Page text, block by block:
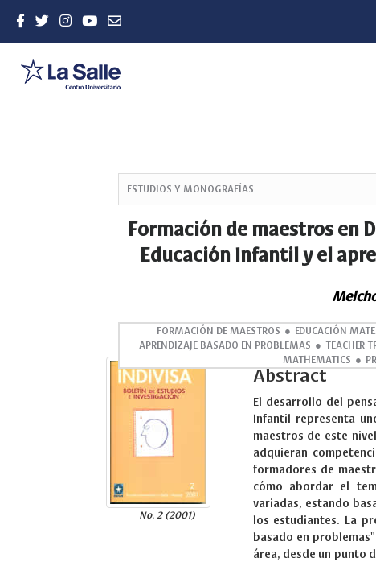
ESTUDIOS Y MONOGRAFÍAS
Formación de maestros en
Educación Infantil y el
FORMACIÓN DE MAESTROS EDUCACIÓN
APRENDIZAJE BASADO EN PROBLEMAS
TEACHER
MATHEMATICS
No. 2 (2001)
Abstract
El desarrollo del
Infantil representa
maestros de este
adquieran
formadores de
cómo abordar el
variadas, estando
los estudiantes. La
basado en
área, desde un punto